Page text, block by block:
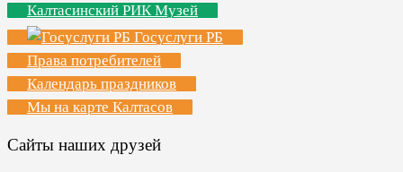
Калтасинский РИК Музей
Госуслуги РБ
Права потребителей
Календарь праздников
Мы на карте Калтасов
Сайты наших друзей